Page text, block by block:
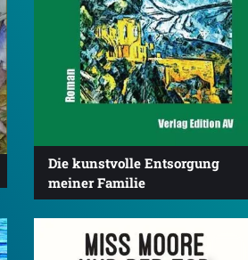
Die kunstvolle Entsorgung
meiner Familie